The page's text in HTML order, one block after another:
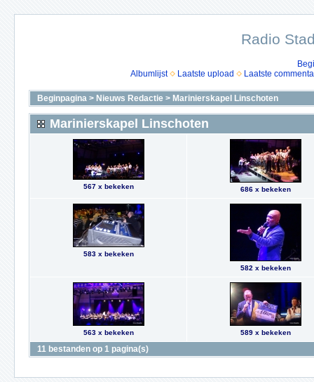
Radio
Albumlijst
Laatste upload Laatste
Beginpagina > Nieuws Redactie > Marinierskapel Linschoten
Marinierskapel Linschoten
567 x bekeken 686 x bekeken
583 x bekeken
582 x bekeken
563 x bekeken 589 x bekeken
11 bestanden op 1 pagina(s)